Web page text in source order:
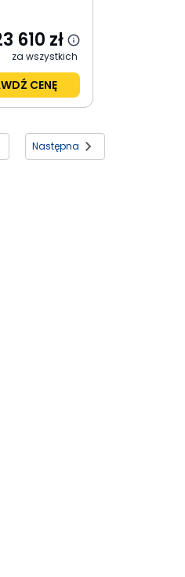
610 zł
za wszystkich
CENĘ
Następna